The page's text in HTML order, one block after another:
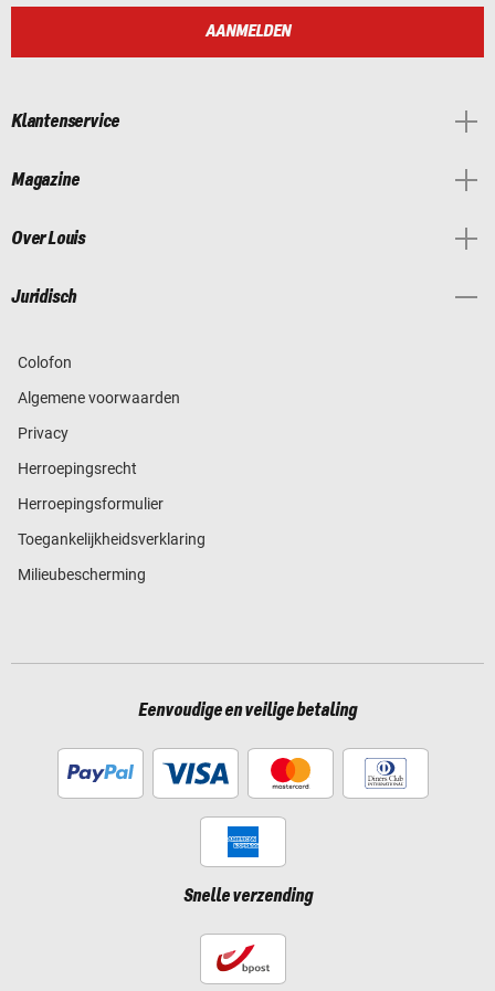
AANMELDEN
Klantenservice
Magazine
Over Louis
Juridisch
Colofon
Algemene voorwaarden
Privacy
Herroepingsrecht
Herroepingsformulier
Toegankelijkheidsverklaring
Milieubescherming
Eenvoudige en veilige betaling
Snelle verzending